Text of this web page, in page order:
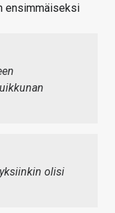
ensimmäiseksi
olisi